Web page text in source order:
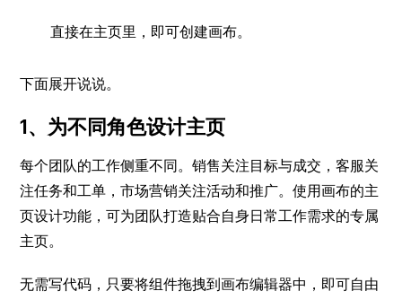
直接在主页里，即可创建画布。
下面展开说说。
1、为不同角色设计主页
每个团队的工作侧重不同。销售关注目标与成交，客服关
注任务和工单，市场营销关注活动和推广。使用画布的主
页设计功能，可为团队打造贴合自身日常工作需求的专属
主页。
无需写代码，只要将组件拖拽到画布编辑器中，即可自由